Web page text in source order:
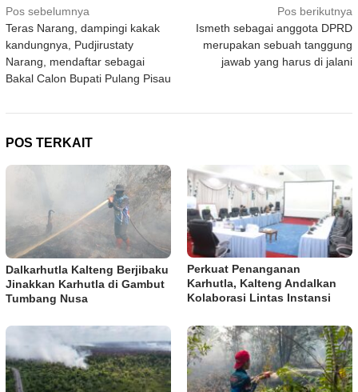
Navigasi
pos
Pos sebelumnya
Teras Narang, dampingi kakak
kandungnya, Pudjirustaty
Narang, mendaftar sebagai
Bakal Calon Bupati Pulang Pisau
Pos berikutnya
Ismeth sebagai anggota DPRD
merupakan sebuah tanggung
jawab yang harus di jalani
POS TERKAIT
Dalkarhutla Kalteng Berjibaku
Jinakkan Karhutla di Gambut
Tumbang Nusa
Perkuat Penanganan
Karhutla, Kalteng Andalkan
Kolaborasi Lintas Instansi